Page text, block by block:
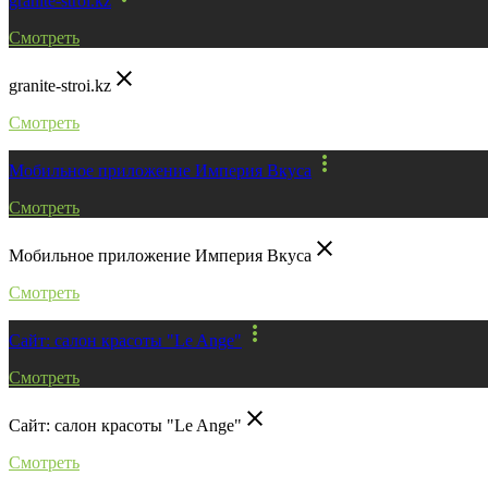
Смотреть
granite-stroi.kz close
Смотреть
Мобильное приложение Империя Вкуса more_vert
Смотреть
Мобильное приложение Империя Вкуса close
Смотреть
Сайт: салон красоты "Le Ange" more_vert
Смотреть
Сайт: салон красоты "Le Ange" close
Смотреть